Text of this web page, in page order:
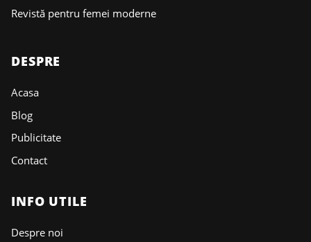
Revistă pentru femei moderne
DESPRE
Acasa
Blog
Publicitate
Contact
INFO UTILE
Despre noi